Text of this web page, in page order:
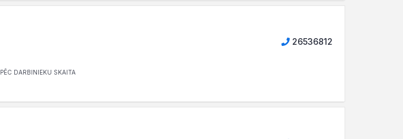
26536812
PĒC DARBINIEKU SKAITA